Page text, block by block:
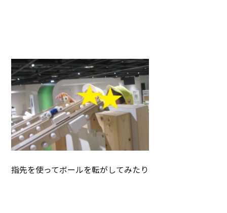
指先を使ってボールを転がしてみたり